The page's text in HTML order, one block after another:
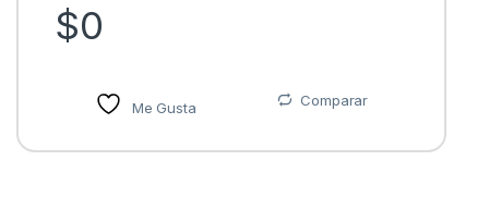
$0
Me Gusta Comparar